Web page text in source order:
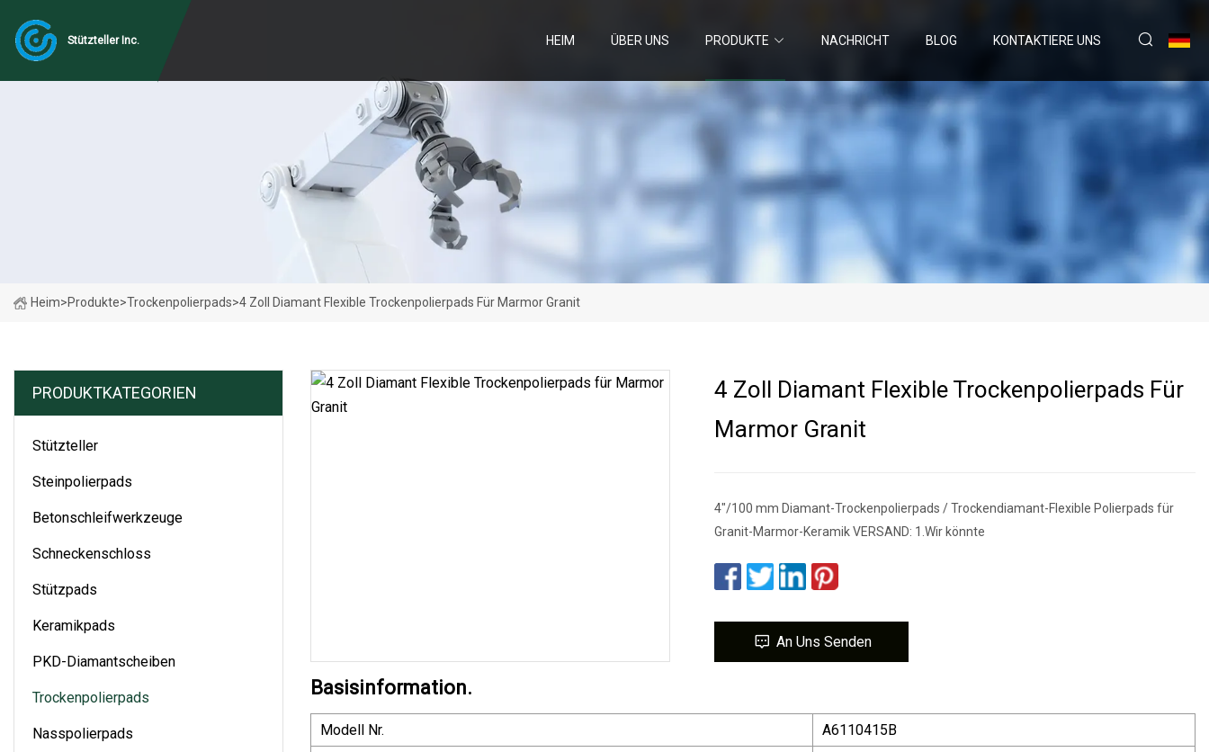
Stützteller Inc. HEIM ÜBER UNS PRODUKTE NACHRICHT BLOG KONTAKTIERE UNS
Heim>Produkte>Trockenpolierpads>4 Zoll Diamant Flexible Trockenpolierpads Für Marmor Granit
PRODUKTKATEGORIEN
Stützteller
Steinpolierpads
Betonschleifwerkzeuge
Schneckenschloss
Stützpads
Keramikpads
PKD-Diamantscheiben
Trockenpolierpads
Nasspolierpads
4 Zoll Diamant Flexible Trockenpolierpads Für
Marmor Granit
4"/100 mm Diamant-Trockenpolierpads / Trockendiamant-Flexible Polierpads für
Granit-Marmor-Keramik VERSAND: 1.Wir könnte
An Uns Senden
Basisinformation.
Modell Nr.
A6110415B